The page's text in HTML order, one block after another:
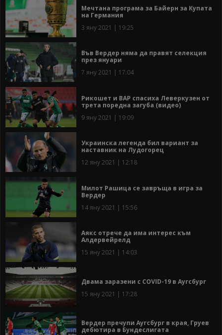
Мечтана програма за Байерн за Купата
на Германия
3 яну 2021 | 19:25
Във Вердер няма да правят селекция
през януари
7 яну 2021 | 17:04
Рикошет и ВАР спасиха Леверкузен от
трета поредна загуба (видео)
9 яну 2021 | 19:09
Украинска легенда бил вариант за
наставник на Лудогорец
12 яну 2021 | 12:18
Милот Рашица се завръща в игра за
Вердер
14 яну 2021 | 15:56
Аякс отрече да има интерес към
Алдервейрелд
15 яну 2021 | 14:03
Двама заразени с COVID-19 в Аугсбург
15 яну 2021 | 17:28
Вердер пречупи Аугсбург в края, Груев
дебютира в Бундеслигата